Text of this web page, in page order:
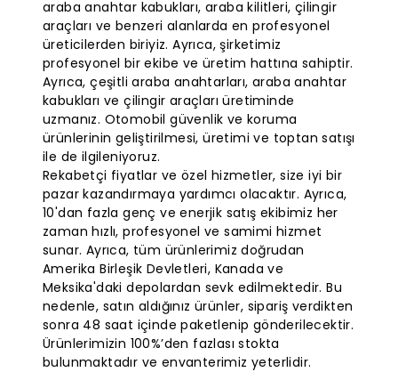
araba anahtar kabukları, araba kilitleri, çilingir
araçları ve benzeri alanlarda en profesyonel
üreticilerden biriyiz. Ayrıca, şirketimiz
profesyonel bir ekibe ve üretim hattına sahiptir.
Ayrıca, çeşitli araba anahtarları, araba anahtar
kabukları ve çilingir araçları üretiminde
uzmanız. Otomobil güvenlik ve koruma
ürünlerinin geliştirilmesi, üretimi ve toptan satışı
ile de ilgileniyoruz.
Rekabetçi fiyatlar ve özel hizmetler, size iyi bir
pazar kazandırmaya yardımcı olacaktır. Ayrıca,
10'dan fazla genç ve enerjik satış ekibimiz her
zaman hızlı, profesyonel ve samimi hizmet
sunar. Ayrıca, tüm ürünlerimiz doğrudan
Amerika Birleşik Devletleri, Kanada ve
Meksika'daki depolardan sevk edilmektedir. Bu
nedenle, satın aldığınız ürünler, sipariş verdikten
sonra 48 saat içinde paketlenip gönderilecektir.
Ürünlerimizin 100%’den fazlası stokta
bulunmaktadır ve envanterimiz yeterlidir.